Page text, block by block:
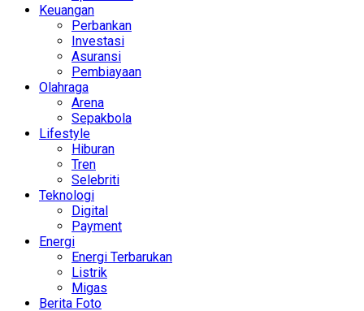
Keuangan
Perbankan
Investasi
Asuransi
Pembiayaan
Olahraga
Arena
Sepakbola
Lifestyle
Hiburan
Tren
Selebriti
Teknologi
Digital
Payment
Energi
Energi Terbarukan
Listrik
Migas
Berita Foto